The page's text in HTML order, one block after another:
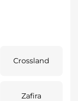
Crossland
Zafira